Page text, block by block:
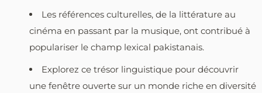
Les références culturelles, de la littérature au
cinéma en passant par la musique, ont contribué à
populariser le champ lexical pakistanais.
Explorez ce trésor linguistique pour découvrir
une fenêtre ouverte sur un monde riche en diversité